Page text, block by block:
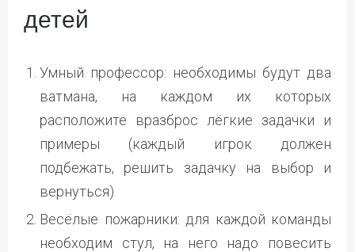
детей
Умный профессор: необходимы будут два
ватмана, на каждом их которых
расположите вразброс лёгкие задачки и
примеры (каждый игрок должен
подбежать, решить задачку на выбор и
вернуться)
Весёлые пожарники: для каждой команды
необходим стул, на него надо повесить